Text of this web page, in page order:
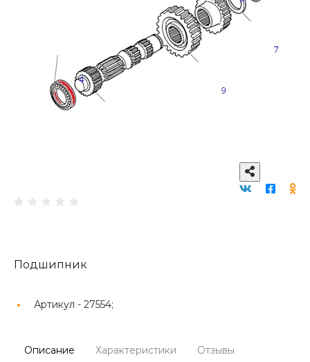
Подшипник
Артикул - 27554;
Описание Характеристики Отзывы